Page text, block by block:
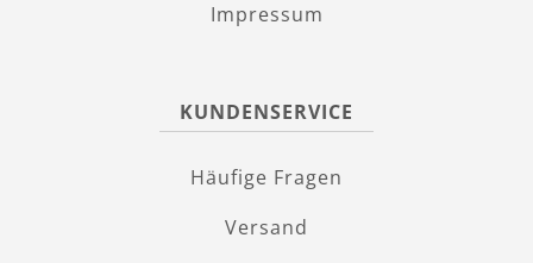
Impressum
KUNDENSERVICE
Häufige Fragen
Versand